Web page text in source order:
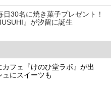
30名に焼き菓子プレゼント！
』が汐留に誕生
フェ『けのひ堂ラボ』が出
にスイーツも